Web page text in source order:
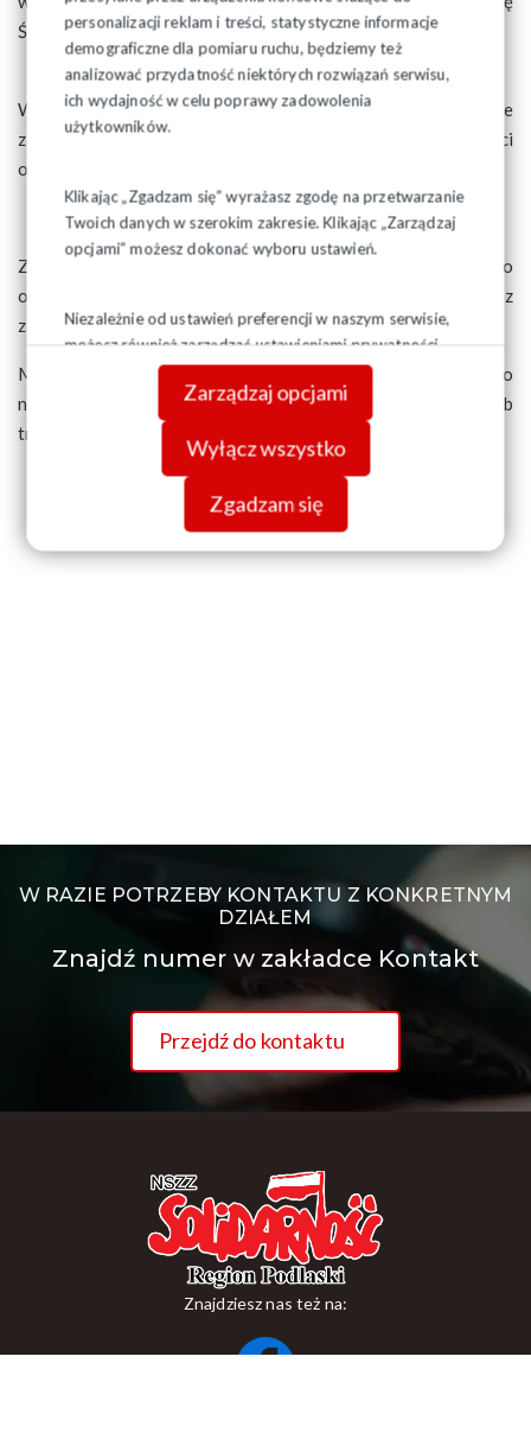
personalizacji reklam i treści, statystyczne informacje
demograficzne dla pomiaru ruchu, będziemy też
analizować przydatność niektórych rozwiązań serwisu,
ich wydajność w celu poprawy zadowolenia
użytkowników.
Klikając „Zgadzam się” wyrażasz zgodę na przetwarzanie
Twoich danych w szerokim zakresie. Klikając „Zarządzaj
opcjami” możesz dokonać wyboru ustawień.
Niezależnie od ustawień preferencji w naszym serwisie,
możesz również zarządzać ustawieniami prywatności
swojej przeglądarki. Więcej informacji o przetwarzaniu
danych znajdziesz wPolityce prywatności.
Zarządzaj opcjami
Wyłącz wszystko
Zgadzam się
Świąt Bożego Narodzenia.
W trakcie spotkania wyróżniono osoby szcególnie
zaangażowane w działalność podlaskiej Solidarności
okoliczmościowymi medalami,
Ze względu na okres pandemiczny, spotkanie miało
ograniczony charakter, bez części artystycznej i bez
zaproszonych gości.
Mamy nadzieję, że juz w przyszłym roku, powrócimy do
normalności i będziemy mogli ochodzić święta w sposób
tradycyjny.
W RAZIE POTRZEBY KONTAKTU Z KONKRETNYM
DZIAŁEM
Znajdź numer w zakładce Kontakt
Przejdź do kontaktu
Znajdziesz nas też na: